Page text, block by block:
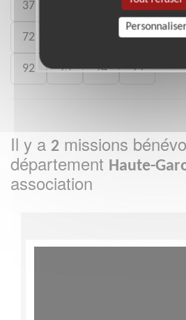
37 45 49
72 77 78
92 93 94 95
Il y a 2 missions
département Haute-
association
Personnaliser